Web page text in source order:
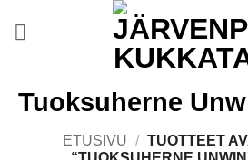
Tuoksuherne
ETUSIVU / TUOTTEET